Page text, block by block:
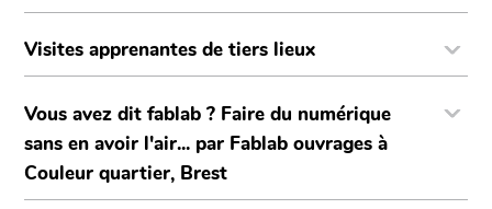
Visites apprenantes de tiers lieux
Vous avez dit fablab ? Faire du numérique
sans en avoir l'air... par Fablab ouvrages à
Couleur quartier, Brest